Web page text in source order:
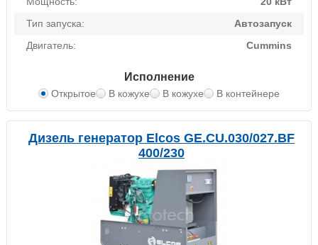
Тип запуска:
Автозапуск
Двигатель:
Cummins
Исполнение
Открытое В кожухе В кожухе В контейнере
Дизель генератор Elcos GE.CU.030/027.BF
400/230